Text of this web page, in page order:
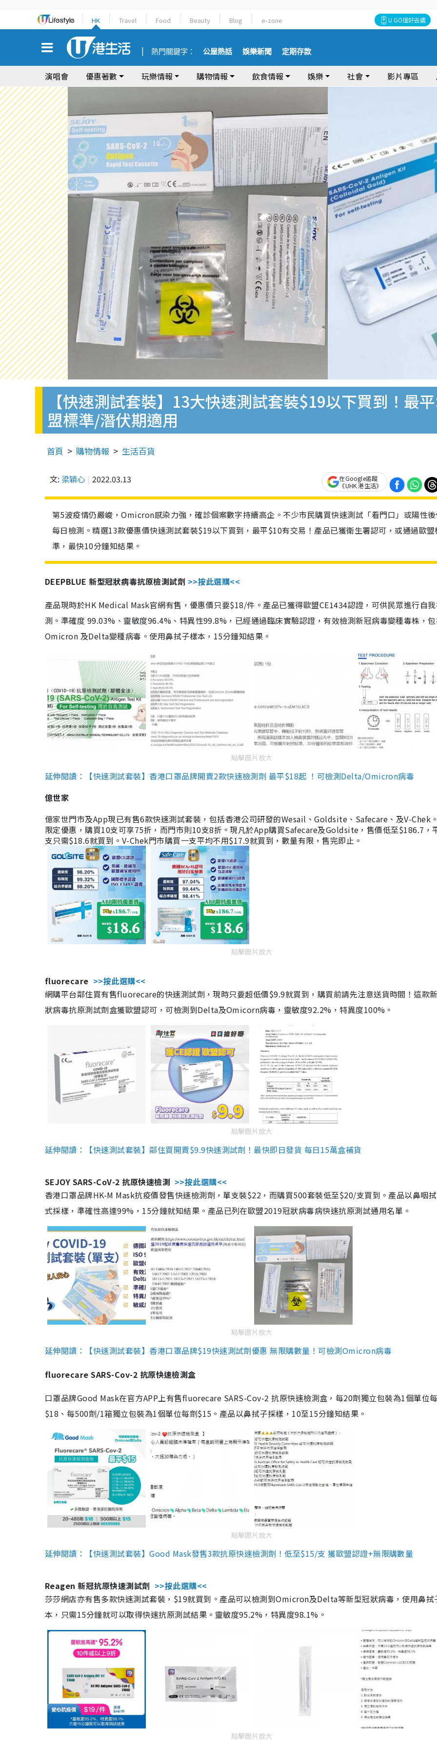
HK Travel Food Beauty Blog e-zone U GO搵好去處
熱門關鍵字： 公屋熱話 娛樂新聞 定期存款
演唱會 優惠著數 玩樂情報 購物情報 飲食情報 娛樂 社會 影片專區
【快速測試套裝】13大快速測試套裝$19以下買到！最
盟標準/潛伏期適用
首頁 購物情報 生活百貨
文: 梁穎心 2022.03.13
在Google追蹤
《UHK 港生活》
第5波疫情仍嚴峻，Omicron感染力強，確診個案數字持續高企。不少市民購買快速測試「看門口」或陽性
每日檢測。精選13款優惠價快速測試套裝$19以下買到，最平$10有交易！產品已獲衛生署認可，或通過歐盟
準，最快10分鐘知結果。
DEEPBLUE 新型冠狀病毒抗原檢測試劑 >>按此選購<<
產品現時於HK Medical Mask官網有售，優惠價只要$18/件。產品已獲得歐盟CE1434認證，可供民眾進行自
測。準確度 99.03%、靈敏度96.4%、特異性99.8%，已經通過臨床實驗認證，有效檢測新冠病毒變種毒株，
Omicron 及Delta變種病毒。使用鼻拭子樣本，15分鐘知結果。
點擊圖片放大
延伸閱讀：【快速測試套裝】香港口罩品牌開賣2款快速檢測劑 最平$18起 ！可檢測Delta/Omicron病毒
億世家
億家世門市及App現已有售6款快速測試套裝，包括香港公司研發的Wesail、Goldsite、Safecare、及V-Chek
限定優惠，購買10支可享75折，而門市則10支8折。現凡於App購買Safecare及Goldsite，售價低至$186.7，
支只需$18.6就買到。V-Chek門市購買一支平均不用$17.9就買到，數量有限，售完即止。
點擊圖片放大
fluorecare >>按此選購<<
網購平台鄰住買有售fluorecare的快速測試劑，現時只要超低價$9.9就買到，購買前請先注意送貨時間！這款
狀病毒抗原測試劑盒獲歐盟認可，可檢測到Delta及Omicorn病毒，靈敏度92.2%，特異度100%。
點擊圖片放大
延伸閱讀：【快速測試套裝】鄰住買開賣$9.9快速測試劑！最快即日發貨 每日15萬盒補貨
SEJOY SARS-CoV-2 抗原快速檢測 >>按此選購<<
香港口罩品牌HK-M Mask抗疫價發售快速檢測劑，單支裝$22，而購買500套裝低至$20/支買到。產品以鼻咽
式採樣，準確性高達99%，15分鐘就知結果。產品已列在歐盟2019冠狀病毒病快速抗原測試通用名單。
點擊圖片放大
延伸閱讀：【快速測試套裝】香港口罩品牌$19快速測試劑優惠 無限購數量！可檢測Omicron病毒
fluorecare SARS-Cov-2 抗原快速檢測盒
口罩品牌Good Mask在官方APP上有售fluorecare SARS-Cov-2 抗原快速檢測盒，每20劑獨立包裝為1個單位
$18、每500劑/1箱獨立包裝為1個單位每劑$15。產品以鼻拭子採樣，10至15分鐘知結果。
點擊圖片放大
延伸閱讀：【快速測試套裝】Good Mask發售3款抗原快速檢測劑！低至$15/支 獲歐盟認證+無限購數量
Reagen 新冠抗原快速測試劑 >>按此選購<<
莎莎網店亦有售多款快速測試套裝，$19就買到。產品可以檢測到Omicron及Delta等新型冠狀病毒，使用鼻拭
本，只需15分鐘就可以取得快速抗原測試結果。靈敏度95.2%，特異度98.1%。
點擊圖片放大